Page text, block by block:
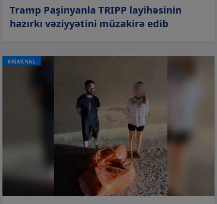
Tramp Paşinyanla TRIPP layihəsinin
hazırkı vəziyyətini müzakirə edib
KRİMİNAL